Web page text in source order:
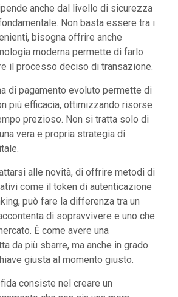
anche dal livello di sicurezza
Non basta essere tra i
bisogna offrire anche
moderna permette di farlo
il processo deciso di transazione.
di pagamento evoluto permette di
più efficacia, ottimizzando risorse
prezioso. Non si tratta solo di
vera e propria strategia di
alle novità, di offrire metodi di
come il token di autenticazione
può fare la differenza tra un
di sopravvivere e uno che
È come avere una
da più sbarre, ma anche in grado
giusta al momento giusto.
consiste nel creare un